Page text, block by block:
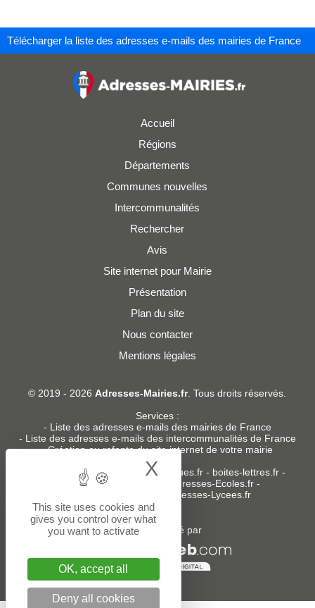
Télécharger la liste des adresses e-mails des mairies de France
Accueil
Régions
Départements
Communes nouvelles
Intercommunalités
Rechercher
Avis
Site internet pour Mairie
Présentation
Plan du site
Nous contacter
Mentions légales
© 2019 - 2026Adresses-Mairies.fr. Tous droits réservés.
Services :
- Liste des adresses e-mails des mairies de France
- Liste des adresses e-mails des intercommunalités de France
-Création ou refonte du site internet de votre mairie
Sites partenaires: donneespubliques.fr - boites-lettres.fr -
bureaux.boites-lettres.fr
Adresses-Ecoles.fr -
Adresses-Lycees.fr
Un service édité par
This site uses cookies and
gives you control over what
you want to activate
OK, accept all
Deny all cookies
X Hide cookie